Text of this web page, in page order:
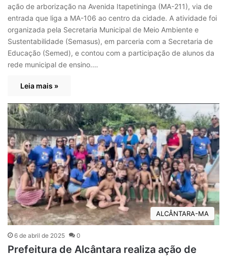
ação de arborização na Avenida Itapetininga (MA-211), via de
entrada que liga a MA-106 ao centro da cidade. A atividade foi
organizada pela Secretaria Municipal de Meio Ambiente e
Sustentabilidade (Semasus), em parceria com a Secretaria de
Educação (Semed), e contou com a participação de alunos da
rede municipal de ensino.…
Leia mais »
ALCÂNTARA-MA
6 de abril de 2025 0
Prefeitura de Alcântara realiza ação de